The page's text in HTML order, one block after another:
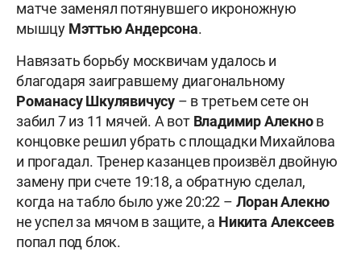
матче заменял потянувшего икроножную
мышцу Мэттью Андерсона.
Навязать борьбу москвичам удалось и
благодаря заигравшему диагональному
Романасу Шкулявичусу – в третьем сете он
забил 7 из 11 мячей. А вот Владимир Алекнов
концовке решил убрать с площадки Михайлова
и прогадал. Тренер казанцев произвёл двойную
замену при счете 19:18, а обратную сделал,
когда на табло было уже 20:22 – ЛоранАлекно
не успел за мячом в защите, а Никита Алексеев
попал под блок.